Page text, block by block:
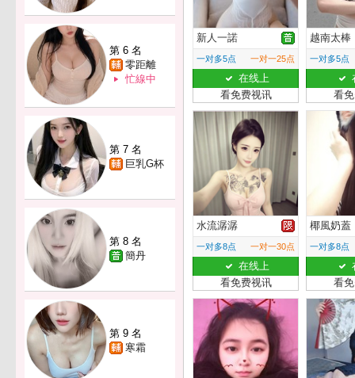
第 6 名
零距離
忙線中
第 7 名
巨乳G杯
第 8 名
簡丹
第 9 名
寒霜
新人一諾
一对多5点 一对一25点
在线上
看免费视讯
越南太棒
一对多5点
看
水流潺潺
一对多8点 一对一30点
在线上
看免费视讯
椰風奶蓋
一对多8点
看